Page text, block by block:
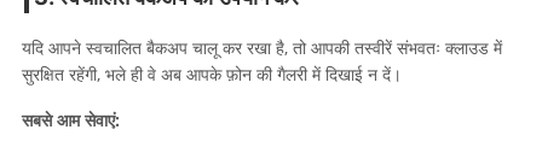
यदि आपने स्वचालित बैकअप चालू कर रखा है, तो आपकी तस्वीरें संभवतः क्लाउड में
सुरक्षित रहेंगी, भले ही वे अब आपके फ़ोन की गैलरी में दिखाई न दें।
सबसे आम सेवाएं: